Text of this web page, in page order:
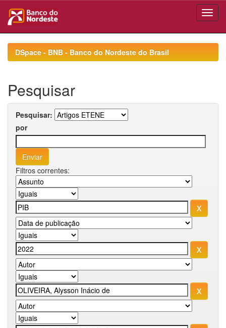
navigationDSpace - BNB - Banco do Nordeste do Brasil
Pesquisar
Pesquisar:
por
Filtros correntes: